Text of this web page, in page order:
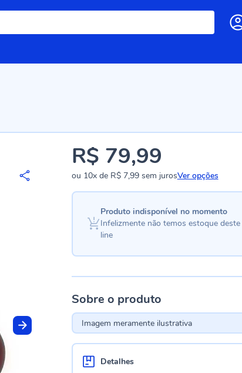
R$ 79,99
ou 10xde R$ 7,99sem jurosVer opções
Produto indisponível no momento
Infelizmente não temos estoque
line
Sobre o produto
Imagem meramente ilustrativa
Detalhes